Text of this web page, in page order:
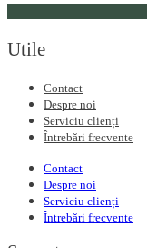
Utile
Contact
Despre noi
Serviciu clienți
Întrebări frecvente
Contact
Despre noi
Serviciu clienți
Întrebări frecvente